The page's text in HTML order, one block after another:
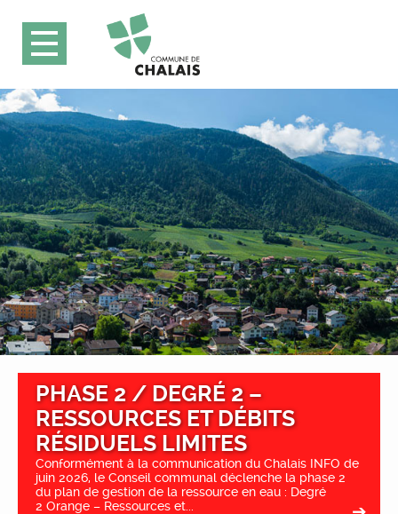
PHASE 2 / DEGRÉ 2 –
RESSOURCES ET DÉBITS
RÉSIDUELS LIMITES
Conformément à la communication du Chalais INFO de
juin 2026, le Conseil communal déclenche la phase 2
du plan de gestion de la ressource en eau : Degré
2 Orange – Ressources et...